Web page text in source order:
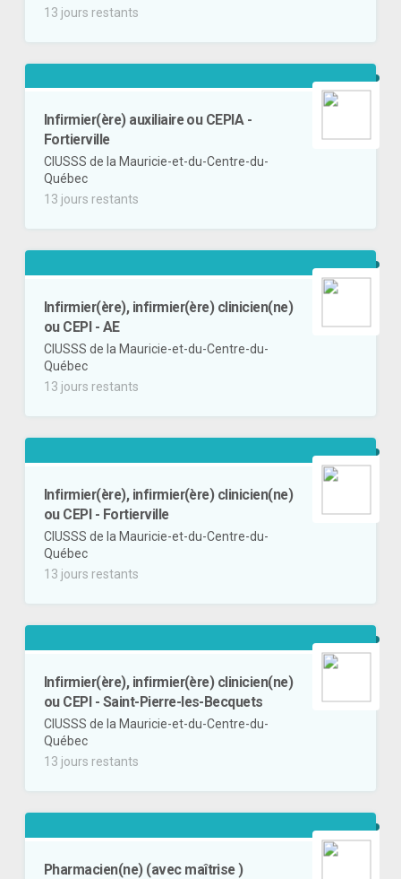
13 jours restants
Infirmier(ère) auxiliaire ou CEPIA -
Fortierville
CIUSSS de la Mauricie-et-du-Centre-du-
Québec
13 jours restants
Infirmier(ère), infirmier(ère) clinicien(ne)
ou CEPI - AE
CIUSSS de la Mauricie-et-du-Centre-du-
Québec
13 jours restants
Infirmier(ère), infirmier(ère) clinicien(ne)
ou CEPI - Fortierville
CIUSSS de la Mauricie-et-du-Centre-du-
Québec
13 jours restants
Infirmier(ère), infirmier(ère) clinicien(ne)
ou CEPI - Saint-Pierre-les-Becquets
CIUSSS de la Mauricie-et-du-Centre-du-
Québec
13 jours restants
Pharmacien(ne) (avec maîtrise )